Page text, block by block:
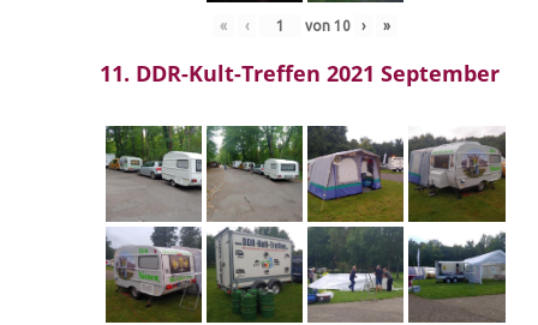
« ‹ von 10 › »
11. DDR-Kult-Treffen 2021 September